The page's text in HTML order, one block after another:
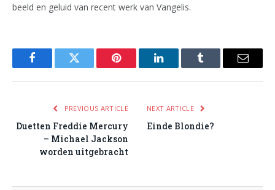
beeld en geluid van recent werk van Vangelis.
FacebookTwitter Pinterest LinkedInTumblr Email
PREVIOUS ARTICLE
Duetten Freddie Mercury
– Michael Jackson
worden uitgebracht
NEXT ARTICLE
Einde Blondie?